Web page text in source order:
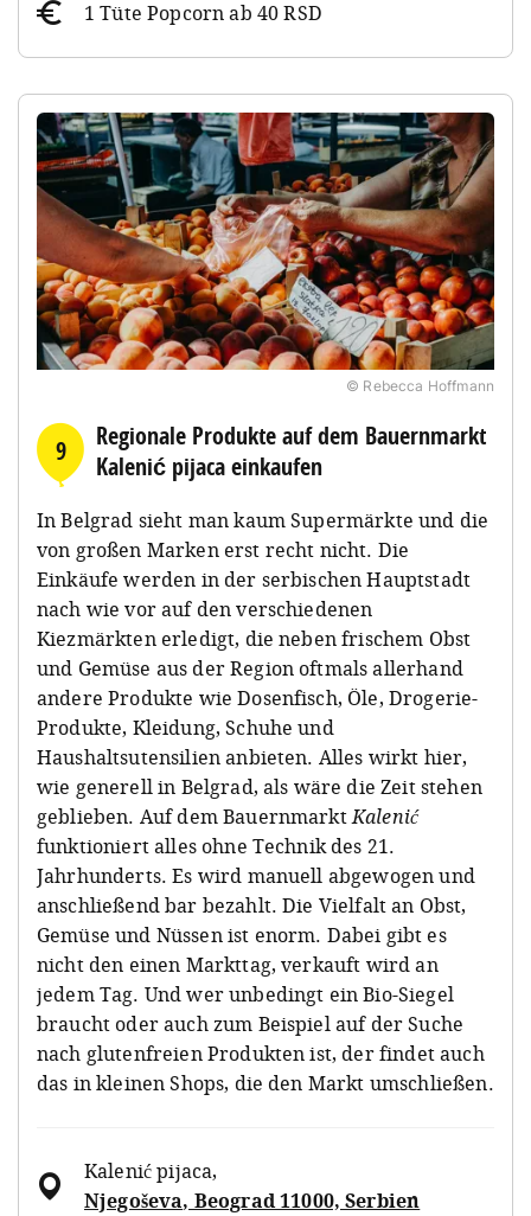
1 Tüte Popcorn ab 40 RSD
© Rebecca Hoffmann
9
Regionale Produkte auf dem Bauernmarkt
Kalenić pijaca einkaufen
In Belgrad sieht man kaum Supermärkte und die
von großen Marken erst recht nicht. Die
Einkäufe werden in der serbischen Hauptstadt
nach wie vor auf den verschiedenen
Kiezmärkten erledigt, die neben frischem Obst
und Gemüse aus der Region oftmals allerhand
andere Produkte wie Dosenfisch, Öle, Drogerie-
Produkte, Kleidung, Schuhe und
Haushaltsutensilien anbieten. Alles wirkt hier,
wie generell in Belgrad, als wäre die Zeit stehen
geblieben. Auf dem BauernmarktKalenić
funktioniert alles ohne Technik des 21.
Jahrhunderts. Es wird manuell abgewogen und
anschließend bar bezahlt. Die Vielfalt an Obst,
Gemüse und Nüssen ist enorm. Dabei gibt es
nicht den einen Markttag, verkauft wird an
jedem Tag. Und wer unbedingt ein Bio-Siegel
braucht oder auch zum Beispiel auf der Suche
nach glutenfreien Produkten ist, der findet auch
das in kleinen Shops, die den Markt umschließen.
Kalenić pijaca,
Njegoševa, Beograd 11000, Serbien